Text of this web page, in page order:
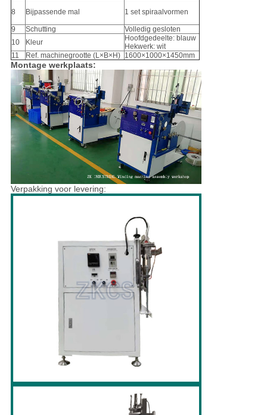
8 Bijpassende mal 1 set spiraalvormen
9 Schutting
Volledig gesloten
10
Kleur
Hoofdgedeelte: blauw
Hekwerk: wit
11
Ref. machinegrootte (L×B×H) 1600×1000×1450mm
Montage werkplaats:
Verpakking voor levering: